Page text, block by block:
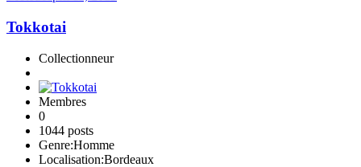
Tokkotai
Collectionneur
Membres
0
1044 posts
Genre:Homme
Localisation:Bordeaux